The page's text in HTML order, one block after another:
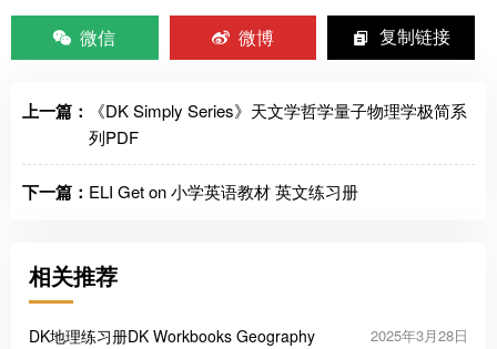
微信
微博 复制链接
上一篇：
《DK Simply Series》天文学哲学量子物理学极简系
列PDF
下一篇： ELI Get on 小学英语教材 英文练习册
相关推荐
DK地理练习册DK Workbooks Geography 2025年3月28日